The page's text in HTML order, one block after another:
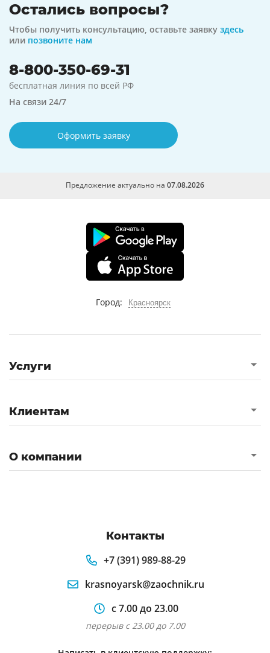
Остались вопросы?
Чтобы получить консультацию, оставьте заявку здесь
или позвоните нам
8-800-350-69-31
бесплатная линия по всей РФ
На связи 24/7
Оформить заявку
Предложение актуально на 07.08.2026
Город: Красноярск
Услуги
Клиентам
О компании
Контакты
+7 (391) 989-88-29
krasnoyarsk@zaochnik.ru
с 7.00 до 23.00
перерыв с 23.00 до 7.00